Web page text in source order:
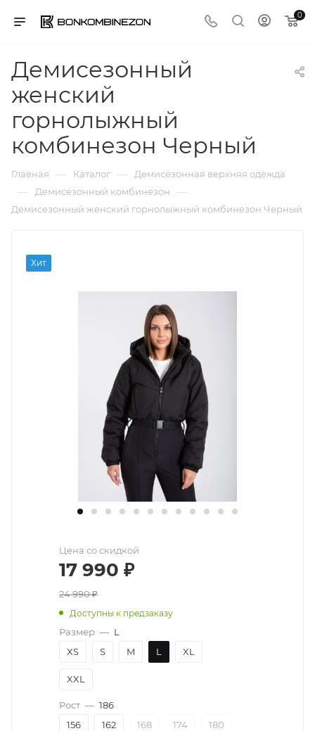
0
Демисезонный
женский
горнолыжный
комбинезон Черный
Главная — Каталог — Демисезонная верхняя одежда
— Демисезонный комбинезон —
Демисезонный женский горнолыжный комбинезон Черный
Хит
Цена со скидкой
17 990 ₽
24 990₽
Доступны к предзаказу
Размер — L
XS
S M L XL
XXL
Рост — 186
156
162 168 174 180